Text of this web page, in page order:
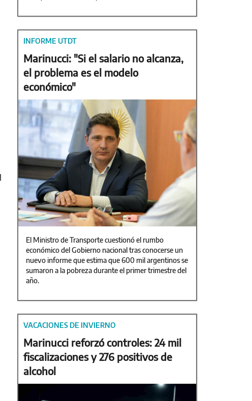
INFORME UTDT
Marinucci: "Si el salario no alcanza,
el problema es el modelo
económico"
El Ministro de Transporte cuestionó el rumbo
económico del Gobierno nacional tras conocerse un
nuevo informe que estima que 600 mil argentinos se
sumaron a la pobreza durante el primer trimestre del
año.
VACACIONES DE INVIERNO
Marinucci reforzó controles: 24 mil
fiscalizaciones y 276 positivos de
alcohol